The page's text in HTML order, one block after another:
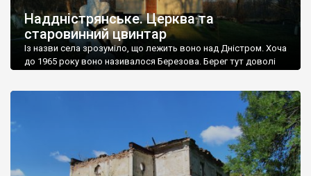
Наддністрянське. Церква та
старовинний цвинтар
Із назви села зрозуміло, що лежить воно над Дністром. Хоча
до 1965 року воно називалося Березова. Берег тут доволі
Наддністрянське відрізняється від більшості навколишніх
сіл. У селі є мурована Михайлівська церква. Точної дати […]